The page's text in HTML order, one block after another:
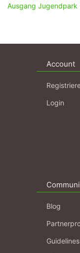
Ausgang Jugendpark
Account
Login
Blog
Guidelines